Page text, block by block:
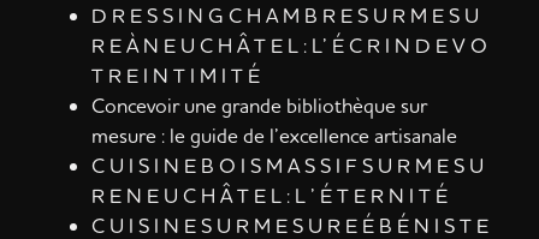
D R E S S I N G C H A M B R E S U R M E S U
R E À N E U C H Â T E L : L’ É C R I N D E V O
T R E I N T I M I T É
Concevoir une grande bibliothèque sur
mesure : le guide de l’excellence artisanale
C U I S I N E B O I S M A S S I F S U R M E S U
R E N E U C H Â T E L : L ’ É T E R N I T É
C U I S I N E S U R M E S U R E É B É N I S T E